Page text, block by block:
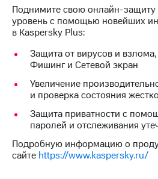
на
eSIM
Спутниковое ТВ
Выберите
и подключите
ТВ
с выгодным
тарифом
Интернет,
ТВ и телефон
Скачать
приложение
Мой
МТС
МТС
Premium
Подписка
на гигабайты
интернета,
фильмы,
и многое
другое
Поднимите свою онлайн-
уровень с помощью новейших
в Kaspersky Plus:
Защита от вирусов и
Фишинг и Сетевой экран
Увеличение
и проверка состояния
Защита приватности с
паролей и отслеживания
Подробную информацию о
сайте https://www.kaspersky.ru/